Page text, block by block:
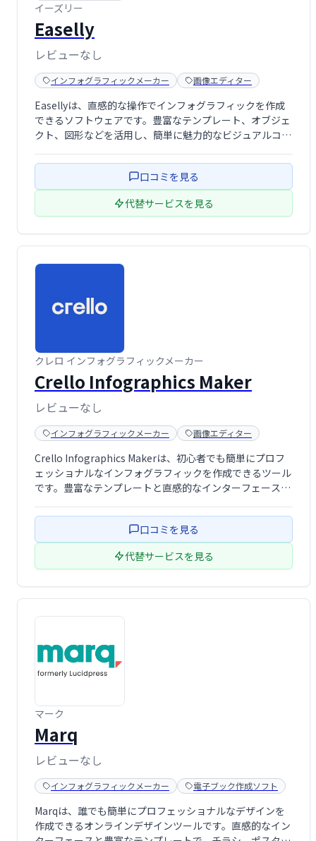
イーズリー
Easelly
レビューなし
インフォグラフィックメーカー 画像エディター
Easellyは、直感的な操作でインフォグラフィックを作成
できるソフトウェアです。豊富なテンプレート、オブジェ
クト、図形などを活用し、簡単に魅力的なビジュアルコン
応。教育現場にも最適なツールです。無料テンプレートも
多数用意しています。 口コミを見る
代替サービスを見る
クレロ インフォグラフィックメーカー
Crello Infographics Maker
レビューなし
インフォグラフィックメーカー 画像エディター
Crello Infographics Makerは、初心者でも簡単にプロフ
ェッショナルなインフォグラフィックを作成できるツール
です。豊富なテンプレートと直感的なインターフェース
で、様々な用途に対応。テキストやオブジェクトの追加、
アニメーション効果の …口コミを見る
代替サービスを見る
マーク
Marq
レビューなし
インフォグラフィックメーカー 電子ブック作成ソフト
Marqは、誰でも簡単にプロフェッショナルなデザインを
作成できるオンラインデザインツールです。直感的なイン